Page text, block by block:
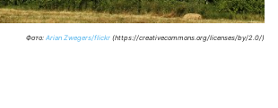
Фото: Arian Zwegers/flickr (https://creativecommons.org/licenses/by/2.0/)